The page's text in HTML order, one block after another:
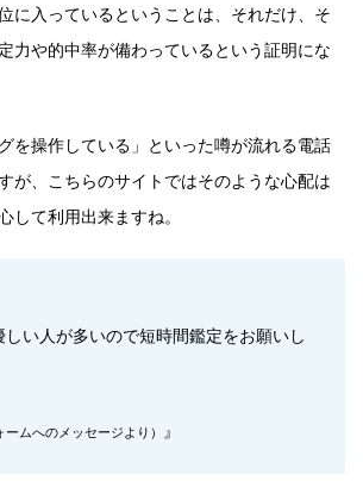
に入っているということは、それだけ、そ
力や的中率が備わっているという証明にな
を操作している」といった噂が流れる電話
が、こちらのサイトではそのような心配は
して利用出来ますね。
しい人が多いので短時間鑑定をお願いし
ームへのメッセージより） 』